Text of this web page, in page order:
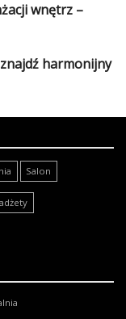
wnętrz –
harmonijny
Salon